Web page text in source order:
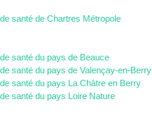
santé de Chartres Métropole
santé du pays de Beauce
santé du pays de Valençay-en-Berry
santé du pays La Châtre en Berry
santé du pays Loire Nature